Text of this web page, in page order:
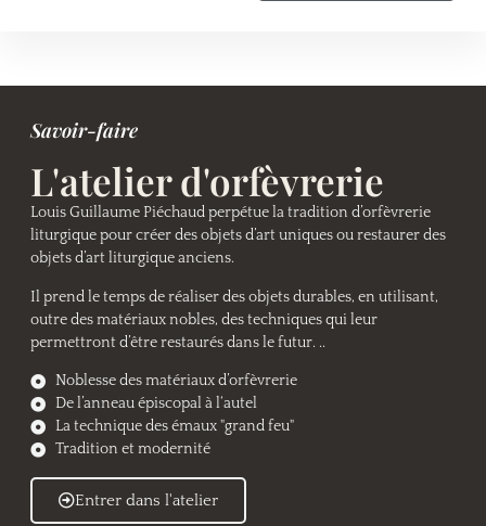
Savoir-faire
L'atelier d'orfèvrerie
Louis Guillaume Piéchaud perpétue la tradition d’orfèvrerie
liturgique pour créer des objets d’art uniques ou restaurer des
objets d’art liturgique anciens.
Il prend le temps de réaliser des objets durables, en utilisant,
outre des matériaux nobles, des techniques qui leur
permettront d’être restaurés dans le futur. ..
Noblesse des matériaux d’orfèvrerie
De l’anneau épiscopal à l‘autel
La technique des émaux "grand feu"
Tradition et modernité
Entrer dans l'atelier